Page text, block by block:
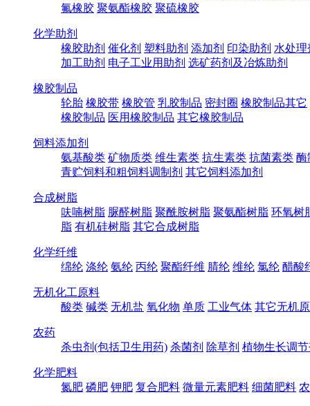
氟橡胶 聚氨酯橡胶 聚硫橡胶
化学助剂
橡胶助剂 催化剂 塑料助剂 添加剂 印染助剂 水处理
加工助剂 电子工业用助剂 选矿药剂及冶炼助剂
橡胶制品
轮胎 橡胶带 橡胶管 乳胶制品 密封圈 橡胶制品其它
橡胶制品 医用橡胶制品 其它橡胶制品
饲料添加剂
氨基酸类 矿物质类 维生素类 抗生素类 抗菌素类 酶
青贮饲料和粗饲料调制剂 其它饲料添加剂
合成树脂
呋喃树脂 脲醛树脂 聚酰胺树脂 聚氨酯树脂 环氧树
脂 有机硅树脂 其它合成树脂
化学纤维
绵纶 涤纶 氨纶 丙纶 聚酯纤维 腈纶 维纶 氯纶 醋酸
无机化工原料
酸类 碱类 无机盐 氧化物 单质 工业气体 其它无机
农药
杀虫剂(包括卫生用药) 杀菌剂 除草剂 植物生长调
化学肥料
氮肥 磷肥 钾肥 复合肥料 微量元素肥料 细菌肥料